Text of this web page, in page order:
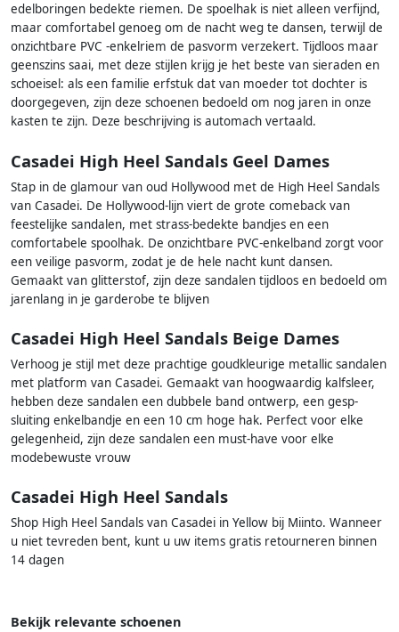
edelboringen bedekte riemen. De spoelhak is niet alleen verfijnd,
maar comfortabel genoeg om de nacht weg te dansen, terwijl de
onzichtbare PVC -enkelriem de pasvorm verzekert. Tijdloos maar
geenszins saai, met deze stijlen krijg je het beste van sieraden en
schoeisel: als een familie erfstuk dat van moeder tot dochter is
doorgegeven, zijn deze schoenen bedoeld om nog jaren in onze
kasten te zijn. Deze beschrijving is automach vertaald.
Casadei High Heel Sandals Geel Dames
Stap in de glamour van oud Hollywood met de High Heel Sandals
van Casadei. De Hollywood-lijn viert de grote comeback van
feestelijke sandalen, met strass-bedekte bandjes en een
comfortabele spoolhak. De onzichtbare PVC-enkelband zorgt voor
een veilige pasvorm, zodat je de hele nacht kunt dansen.
Gemaakt van glitterstof, zijn deze sandalen tijdloos en bedoeld om
jarenlang in je garderobe te blijven
Casadei High Heel Sandals Beige Dames
Verhoog je stijl met deze prachtige goudkleurige metallic sandalen
met platform van Casadei. Gemaakt van hoogwaardig kalfsleer,
hebben deze sandalen een dubbele band ontwerp, een gesp-
sluiting enkelbandje en een 10 cm hoge hak. Perfect voor elke
gelegenheid, zijn deze sandalen een must-have voor elke
modebewuste vrouw
Casadei High Heel Sandals
Shop High Heel Sandals van Casadei in Yellow bij Miinto. Wanneer
u niet tevreden bent, kunt u uw items gratis retourneren binnen
14 dagen
Bekijk relevante schoenen